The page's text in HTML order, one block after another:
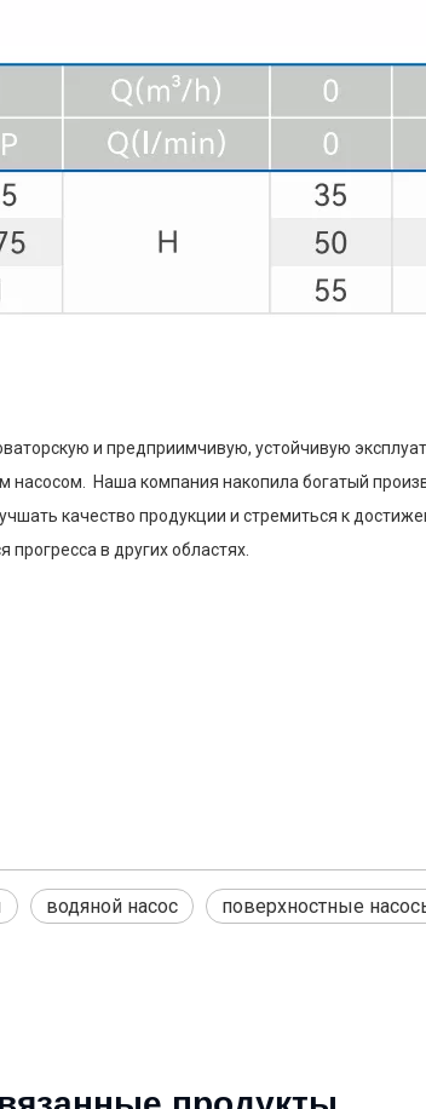
и предприимчивую, устойчивую
Наша компания накопила богатый
качество продукции и стремиться к
в других областях.
водяной насос поверхностные